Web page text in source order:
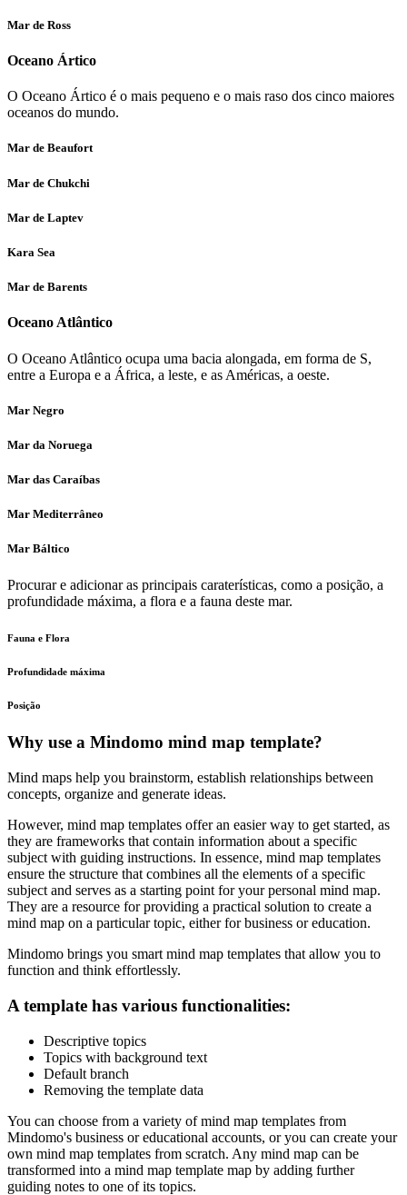
Mar de Ross
Oceano Ártico
O Oceano Ártico é o mais pequeno e o mais raso dos cinco maiores
oceanos do mundo.
Mar de Beaufort
Mar de Chukchi
Mar de Laptev
Kara Sea
Mar de Barents
Oceano Atlântico
O Oceano Atlântico ocupa uma bacia alongada, em forma de S,
entre a Europa e a África, a leste, e as Américas, a oeste.
Mar Negro
Mar da Noruega
Mar das Caraíbas
Mar Mediterrâneo
Mar Báltico
Procurar e adicionar as principais caraterísticas, como a posição, a
profundidade máxima, a flora e a fauna deste mar.
Fauna e Flora
Profundidade máxima
Posição
Why use a Mindomo mind map template?
Mind maps help you brainstorm, establish relationships between
concepts, organize and generate ideas.
However, mind map templates offer an easier way to get started, as
they are frameworks that contain information about a specific
subject with guiding instructions. In essence, mind map templates
ensure the structure that combines all the elements of a specific
subject and serves as a starting point for your personal mind map.
They are a resource for providing a practical solution to create a
mind map on a particular topic, either for business or education.
Mindomo brings you smart mind map templates that allow you to
function and think effortlessly.
A template has various functionalities:
Descriptive topics
Topics with background text
Default branch
Removing the template data
You can choose from a variety of mind map templates from
Mindomo's business or educational accounts, or you can create your
own mind map templates from scratch. Any mind map can be
transformed into a mind map template map by adding further
guiding notes to one of its topics.